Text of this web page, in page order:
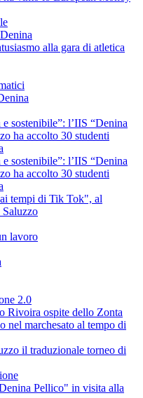
alla gara di atletica
sostenibile”: l’IIS “Denina
ha accolto 30 studenti
sostenibile”: l’IIS “Denina
ha accolto 30 studenti
tempi di Tik Tok", al
lavoro
2.0
Rivoira ospite dello Zonta
nel marchesato al tempo di
il traduzionale torneo di
Pellico" in visita alla